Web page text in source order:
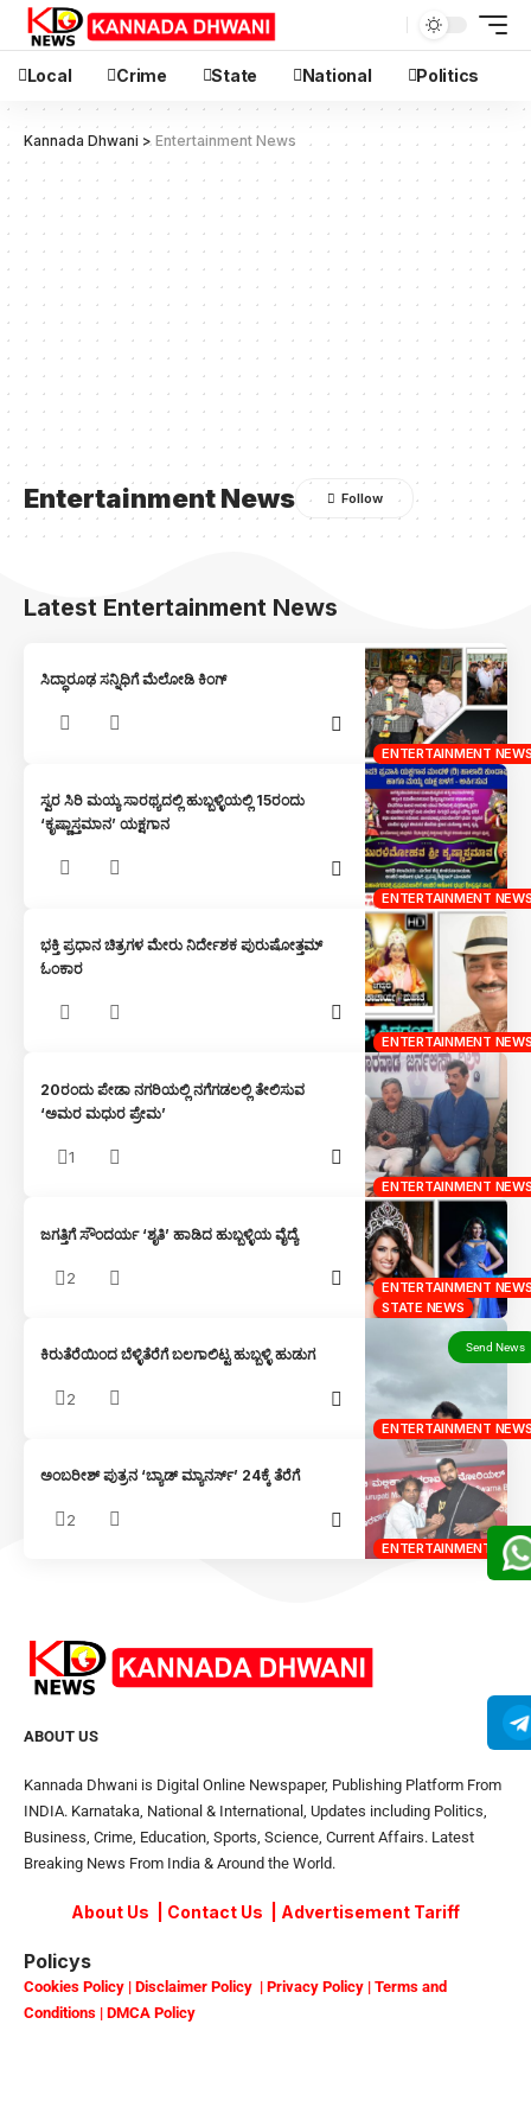
Local Crime State National Politics
Kannada Dhwani > Entertainment News
Entertainment News
Latest Entertainment News
ENTERTAINMENT
ಸಿದ್ಧಾರೂಢ ಸನ್ನಿಧಿಗೆ ಮೆಲೋಡಿ ಕಿಂಗ್
ENTERTAINMENT
ಸ್ವರ ಸಿರಿ ಮಯ್ಯ ಸಾರಥ್ಯದಲ್ಲಿ ಹುಬ್ಬಳ್ಳಿಯಲ್ಲಿ 15ರಂದು
‘ಕೃಷ್ಣಾಸ್ತಮಾನ’ ಯಕ್ಷಗಾನ
ENTERTAINMENT
ಭಕ್ತಿ ಪ್ರಧಾನ ಚಿತ್ರಗಳ ಮೇರು ನಿರ್ದೇಶಕ ಪುರುಷೋತ್ತಮ್
ಓಂಕಾರ
ENTERTAINMENT
20ರಂದು ಪೇಡಾ ನಗರಿಯಲ್ಲಿ ನಗೆಗಡಲಲ್ಲಿ ತೇಲಿಸುವ
‘ಅಮರ ಮಧುರ ಪ್ರೇಮ’
1
ENTERTAINMENT
STATE NEWS
ಜಗತ್ತಿಗೆ ಸೌಂದರ್ಯ ‘ಶೃತಿ’ ಹಾಡಿದ ಹುಬ್ಬಳ್ಳಿಯ ವೈದ್ಯೆ
2
ENTERTAINMENT
ಕಿರುತೆರೆಯಿಂದ ಬೆಳ್ಳಿತೆರೆಗೆ ಬಲಗಾಲಿಟ್ಟ ಹುಬ್ಬಳ್ಳಿ ಹುಡುಗ
2
ENTERTAINMENT
ಅಂಬರೀಶ್ ಪುತ್ರನ ‘ಬ್ಯಾಡ್ ಮ್ಯಾನರ್ಸ್’ 24ಕ್ಕೆ ತೆರೆಗೆ
2
ABOUT US
Kannada Dhwani is Digital Online Newspaper, Publishing Platform From
INDIA. Karnataka, National & International, Updates including Politics,
Business, Crime, Education, Sports, Science, Current Affairs. Latest
Breaking News From India & Around the World.
About Us Contact Us Advertisement Tariff
Policys
Cookies Policy | Disclaimer Policy | Privacy Policy | Terms and
Conditions | DMCA Policy